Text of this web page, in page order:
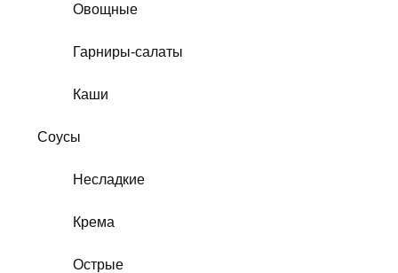
Овощные
Гарниры-салаты
Каши
Соусы
Несладкие
Крема
Острые